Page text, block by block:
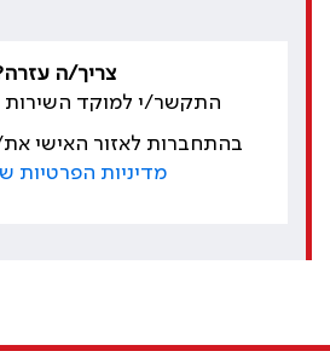
צריך/ה
התקשר/י למוקד השירות
בהתחברות לאזור האישי
מדיניות הפרטיות